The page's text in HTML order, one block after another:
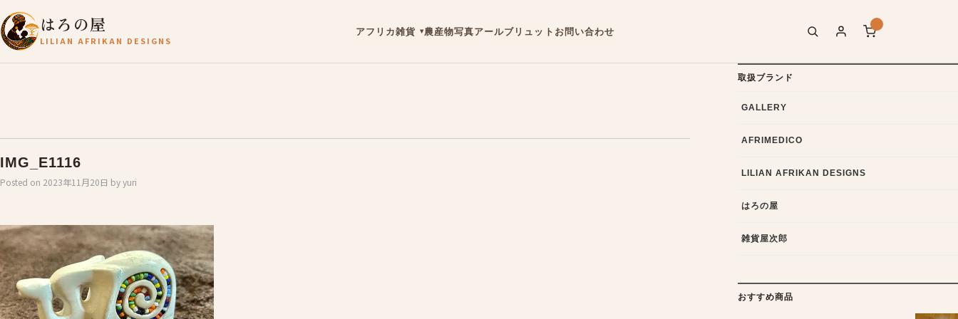
はろの屋
LILIAN AFRIKAN DESIGNS
アフリカ雑貨 農産物写真アールブリュット お問い合わせ
IMG_E1116
Posted on 2023年11月20日 byyuri
取扱ブランド
GALLERY
AFRIMEDICO
LILIAN AFRIKAN DESIGNS
はろの屋
雑貨屋次郎
おすすめ商品